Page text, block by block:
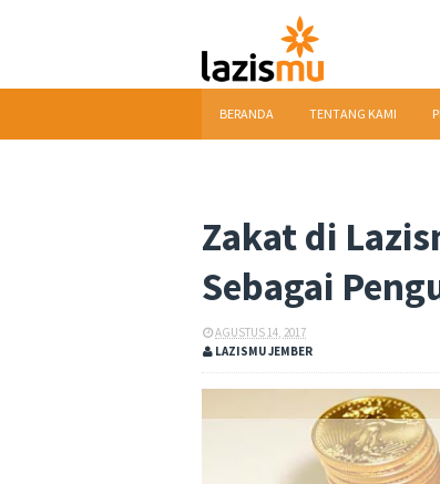
BERANDA TENTANG KAMI
Zakat di
Sebagai
AGUSTUS 14, 2017
LAZISMU JEMBER